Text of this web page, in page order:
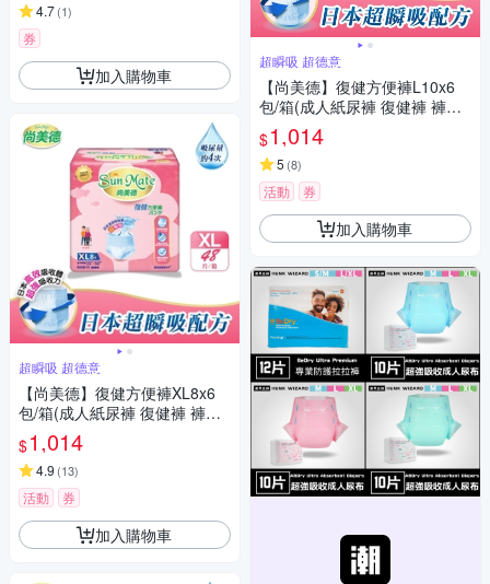
4.7(1)
券
加入購物車
超瞬吸 超德意
【尚美德】復健方便褲XL8x6
包/箱(成人紙尿褲 復健褲 褲型
紙尿褲)
$1,014
4.9 (13)
活動 券
加入購物車
超瞬吸 超德意
【尚美德】復健方便褲L10x6
包/箱(成人紙尿褲 復健褲 褲型
紙尿褲)
$1,014
5 (8)
活動 券
加入購物車